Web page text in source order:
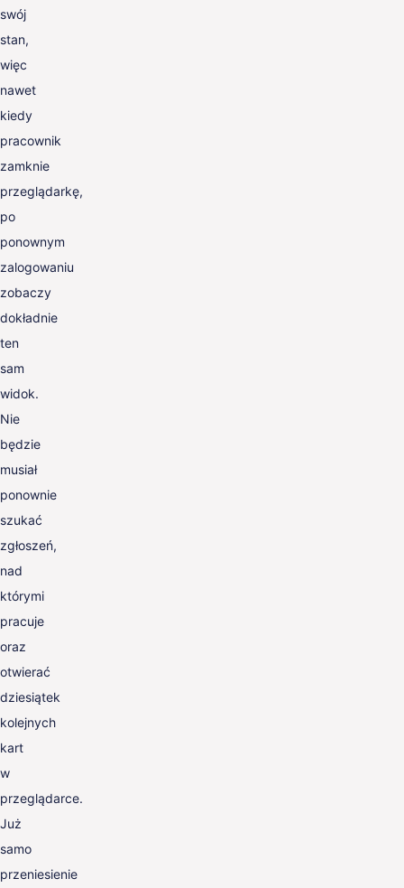
swój
stan,
więc
nawet
kiedy
pracownik
zamknie
przeglądarkę,
po
ponownym
zalogowaniu
zobaczy
dokładnie
ten
sam
widok.
Nie
będzie
musiał
ponownie
szukać
zgłoszeń,
nad
którymi
pracuje
oraz
otwierać
dziesiątek
kolejnych
kart
w
przeglądarce.
Już
samo
przeniesienie